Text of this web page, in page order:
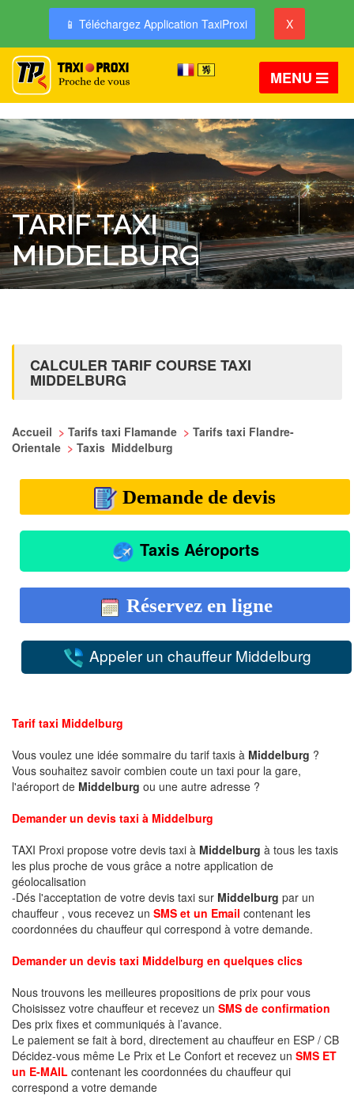
📱 Téléchargez Application TaxiProxi X
MENU
TARIF TAXI
MIDDELBURG
CALCULER TARIF COURSE TAXI
MIDDELBURG
Accueil > Tarifs taxi Flamande > Tarifs taxi Flandre-
Orientale > Taxis Middelburg
Demande de devis
Taxis Aéroports
Réservez en ligne
Appeler un chauffeur Middelburg
Tarif taxi Middelburg
Vous voulez une idée sommaire du tarif taxis à Middelburg ?
Vous souhaitez savoir combien coute un taxi pour la gare,
l'aéroport de Middelburg ou une autre adresse ?
Demander un devis taxi à Middelburg
TAXI Proxi propose votre devis taxi à Middelburg à tous les taxis
les plus proche de vous grâce a notre application de
géolocalisation
-Dés l'acceptation de votre devis taxi sur Middelburg par un
chauffeur , vous recevez un SMS et un Email contenant les
coordonnées du chauffeur qui correspond à votre demande.
Demander un devis taxi Middelburg en quelques clics
Nous trouvons les meilleures propositions de prix pour vous
Choisissez votre chauffeur et recevez un SMS de confirmation
Des prix fixes et communiqués à l’avance.
Le paiement se fait à bord, directement au chauffeur en ESP / CB
Décidez-vous même Le Prix et Le Confort et recevez un SMS ET
un E-MAIL contenant les coordonnées du chauffeur qui
correspond a votre demande